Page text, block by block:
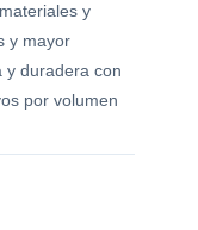
y
y mayor
y duradera con
por volumen